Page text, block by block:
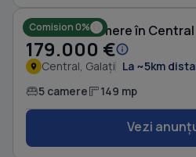
Comision 0%
Casă cu 5 camere în Central
179.000 €
Central, Galați La ~5km
5 camere 149 mp
Vezi